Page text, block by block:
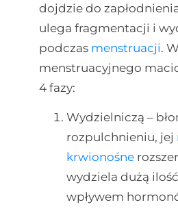
dojdzie do
ulega fragmentacji i
podczas menstruacji.
menstruacyjnego
4 fazy:
Wydzielniczą –
rozpulchnieniu, jej
krwionośne
wydziela dużą
wpływem